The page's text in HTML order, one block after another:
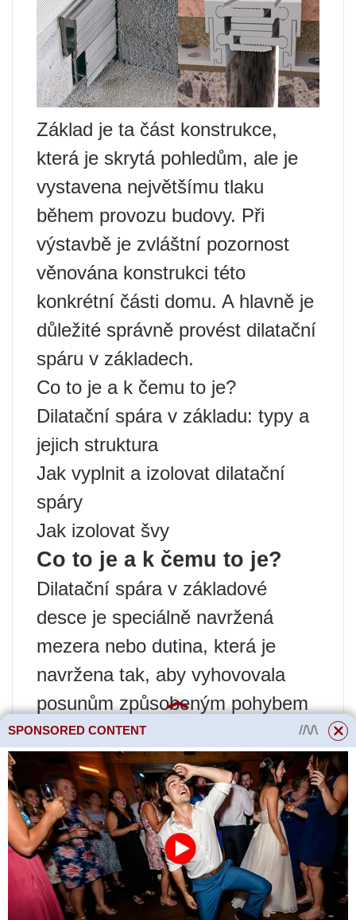
Základ je ta část konstrukce,
která je skrytá pohledům, ale je
vystavena největšímu tlaku
během provozu budovy. Při
výstavbě je zvláštní pozornost
věnována konstrukci této
konkrétní části domu. A hlavně je
důležité správně provést dilatační
spáru v základech.
Co to je a k čemu to je?
Dilatační spára v základu: typy a
jejich struktura
Jak vyplnit a izolovat dilatační
spáry
Jak izolovat švy
Co to je a k čemu to je?
Dilatační spára v základové
desce je speciálně navržená
mezera nebo dutina, která je
navržena tak, aby vyhovovala
posunům způsobeným pohybem
zeminy. To umožňuje zachovat
samotný základ neporušený.
Kromě zemin poskytuje instalace
dilatačních spár ochranu před
náhlými změnami teploty. Toto
řešení při projektování a výstavbě
je zvláště důležité pro seismicky
SPONSORED CONTENT